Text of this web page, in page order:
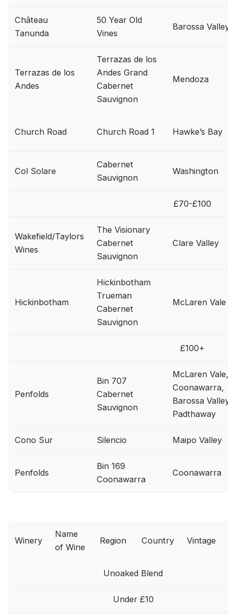
Château
Tanunda
50 Year Old
Vines
Barossa
Terrazas de los
Andes
Terrazas de los
Andes Grand
Cabernet
Sauvignon
Mendoza
Church Road Church Road 1 Hawke’s Bay
Col Solare
Cabernet
Sauvignon
Washington
£70-£100
Wakefield/Taylors
Wines
The Visionary
Cabernet
Sauvignon
Clare Valley
Hickinbotham
Hickinbotham
Trueman
Cabernet
Sauvignon
McLaren Vale
£100+
Penfolds
Bin 707
Cabernet
Sauvignon
McLaren Vale,
Coonawarra,
Barossa
Padthaway
Cono Sur Silencio Maipo Valley
Penfolds
Bin 169
Coonawarra
Coonawarra
Winery
Name
of Wine
Region Country Vintage
Unoaked Blend
Under £10